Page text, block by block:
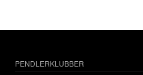
PENDLERKLUBBER